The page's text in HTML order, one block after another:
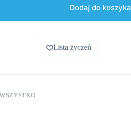
Dodaj do koszyka
Lista życzeń
WSZYSTKO